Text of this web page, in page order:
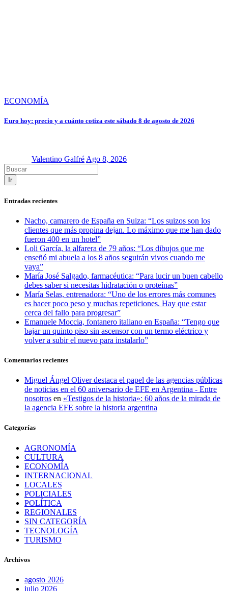
ECONOMÍA
Euro hoy: precio y a cuánto cotiza este sábado 8 de agosto de 2026
Valentino GalfréAgo 8, 2026
Ir
Entradas recientes
Nacho, camarero de España en Suiza: “Los suizos son los
clientes que más propina dejan. Lo máximo que me han dado
fueron 400 en un hotel”
Loli García, la alfarera de 79 años: “Los dibujos que me
enseñó mi abuela a los 8 años seguirán vivos cuando me
vaya”
María José Salgado, farmacéutica: “Para lucir un buen cabello
debes saber si necesitas hidratación o proteínas”
María Selas, entrenadora: “Uno de los errores más comunes
es hacer poco peso y muchas repeticiones. Hay que estar
cerca del fallo para progresar”
Emanuele Moccia, fontanero italiano en España: “Tengo que
bajar un quinto piso sin ascensor con un termo eléctrico y
volver a subir el nuevo para instalarlo”
Comentarios recientes
Miguel Ángel Oliver destaca el papel de las agencias públicas
de noticias en el 60 aniversario de EFE en Argentina - Entre
nosotros en «Testigos de la historia»: 60 años de la mirada de
la agencia EFE sobre la historia argentina
Categorías
AGRONOMÍA
CULTURA
ECONOMÍA
INTERNACIONAL
LOCALES
POLICIALES
POLÍTICA
REGIONALES
SIN CATEGORÍA
TECNOLOGÍA
TURISMO
Archivos
agosto 2026
julio 2026